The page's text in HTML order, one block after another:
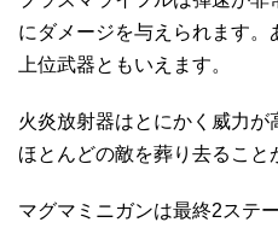
にダメージを与えられます
上位武器ともいえます。
火炎放射器はとにかく威力
ほとんどの敵を葬り去ること
マグマミニガンは最終2ステ